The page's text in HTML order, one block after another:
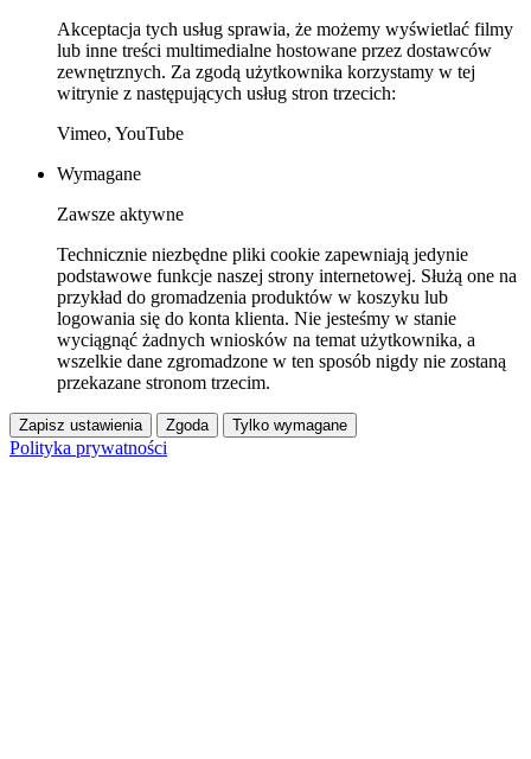
Akceptacja tych usług sprawia, że możemy wyświetlać filmy
lub inne treści multimedialne hostowane przez dostawców
zewnętrznych. Za zgodą użytkownika korzystamy w tej
witrynie z następujących usług stron trzecich:
Vimeo, YouTube
Wymagane
Zawsze aktywne
Technicznie niezbędne pliki cookie zapewniają jedynie
podstawowe funkcje naszej strony internetowej. Służą one na
przykład do gromadzenia produktów w koszyku lub
logowania się do konta klienta. Nie jesteśmy w stanie
wyciągnąć żadnych wniosków na temat użytkownika, a
wszelkie dane zgromadzone w ten sposób nigdy nie zostaną
przekazane stronom trzecim.
Zapisz ustawienia Zgoda Tylko wymagane
Polityka prywatności